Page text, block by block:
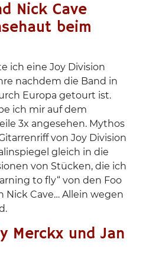
Nick Cave
beim
ich eine Joy Division
nachdem die Band in
Europa getourt ist.
ich mir auf dem
3x angesehen. Mythos
von Joy Division
gleich in die
von Stücken, die ich
to fly“ von den Foo
Nick Cave… Allein wegen
Merckx und Jan